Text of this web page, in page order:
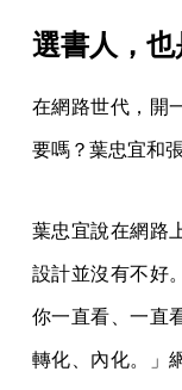
選書人，也
在網路世代，開
要嗎？葉忠宜和
葉忠宜說在網路
設計並沒有不好
你一直看、一直
轉化、內化。」